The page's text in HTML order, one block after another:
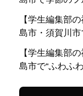
【学生編集部
島市・須賀川
【学生編集部
島市で“ふわふ